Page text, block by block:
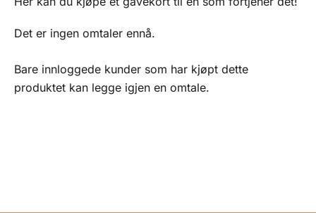
Det er ingen omtaler ennå.
Bare innloggede kunder som har kjøpt dette
produktet kan legge igjen en omtale.